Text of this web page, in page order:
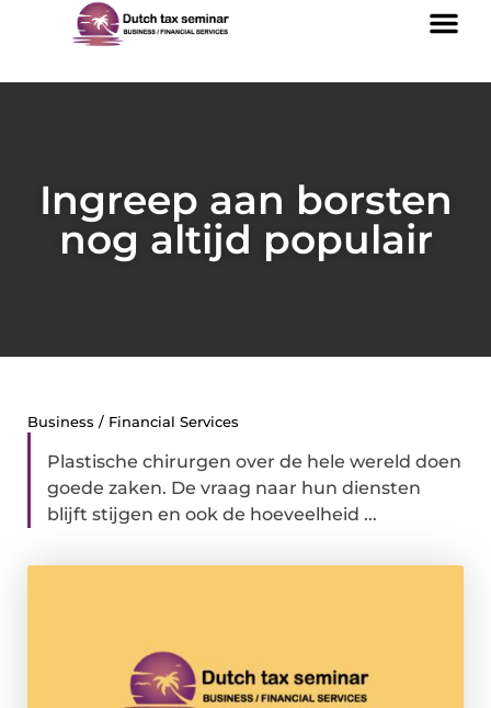
Ingreep aan borsten
nog altijd populair
Business / Financial Services
Plastische chirurgen over de hele wereld doen
goede zaken. De vraag naar hun diensten
blijft stijgen en ook de hoeveelheid ...